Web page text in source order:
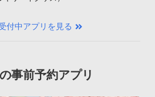
付中アプリを見る
事前予約アプリ